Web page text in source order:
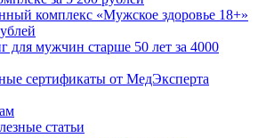
комплекс «Мужское здоровье 18+»
для мужчин старше 50 лет за 4000
сертификаты от МедЭксперта
статьи